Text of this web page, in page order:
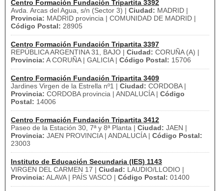
Centro Formación Fundación Tripartita 3392
Avda. Arcas del Agua, s/n (Sector 3) | Ciudad: MADRID |
Provincia: MADRID provincia | COMUNIDAD DE MADRID |
Código Postal: 28905
Centro Formación Fundación Tripartita 3397
REPÚBLICA ARGENTINA 31, BAJO | Ciudad: CORUÑA (A) |
Provincia: A CORUÑA | GALICIA | Código Postal: 15706
Centro Formación Fundación Tripartita 3409
Jardines Virgen de la Estrella nº1 | Ciudad: CORDOBA |
Provincia: CORDOBA provincia | ANDALUCÍA | Código
Postal: 14006
Centro Formación Fundación Tripartita 3412
Paseo de la Estación 30, 7ª y 8ª Planta | Ciudad: JAEN |
Provincia: JAEN PROVINCIA | ANDALUCÍA | Código Postal:
23003
Instituto de Educación Secundaria (IES) 1143
VIRGEN DEL CARMEN 17 | Ciudad: LAUDIO/LLODIO |
Provincia: ALAVA | PAÍS VASCO | Código Postal: 01400